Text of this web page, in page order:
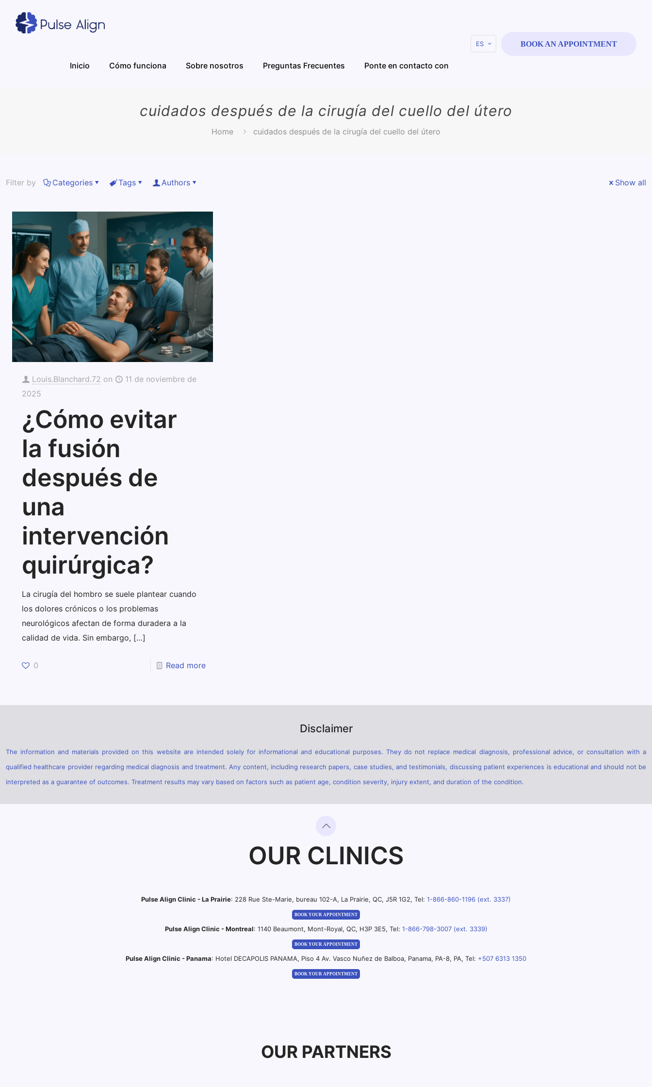
Inicio Cómo funciona Sobre nosotros Preguntas Frecuentes Ponte en contacto con
ES BOOK AN APPOINTMENT
cuidados después de la cirugía del cuello del útero
Home cuidados después de la cirugía del cuello del útero
Filter by Categories Tags Authors Show all
Louis.Blanchard.72 on
11 de noviembre de
2025
¿Cómo evitar
la fusión
después de
una
intervención
quirúrgica?
La cirugía del hombro se suele plantear cuando
los dolores crónicos o los problemas
neurológicos afectan de forma duradera a la
calidad de vida. Sin embargo, […]
0 Read more
Disclaimer
The information and materials provided on this website are intended solely for informational and educational purposes. They do not replace medical diagnosis, professional advice, or consultation with a
qualified healthcare provider regarding medical diagnosis and treatment. Any content, including research papers, case studies, and testimonials, discussing patient experiences is educational and should not be
interpreted as a guarantee of outcomes. Treatment results may vary based on factors such as patient age, condition severity, injury extent, and duration of the condition.
OUR CLINICS
Pulse Align Clinic - La Prairie: 228 Rue Ste-Marie, bureau 102-A, La Prairie, QC, J5R 1G2, Tel: 1-866-860-1196 (ext. 3337)
BOOK YOUR APPOINTMENT
Pulse Align Clinic - Montreal: 1140 Beaumont, Mont-Royal, QC, H3P 3E5, Tel: 1-866-798-3007 (ext. 3339)
BOOK YOUR APPOINTMENT
Pulse Align Clinic - Panama: Hotel DECAPOLIS PANAMA, Piso 4 Av. Vasco Nuñez de Balboa, Panama, PA-8, PA, Tel: +507 6313 1350
BOOK YOUR APPOINTMENT
OUR PARTNERS